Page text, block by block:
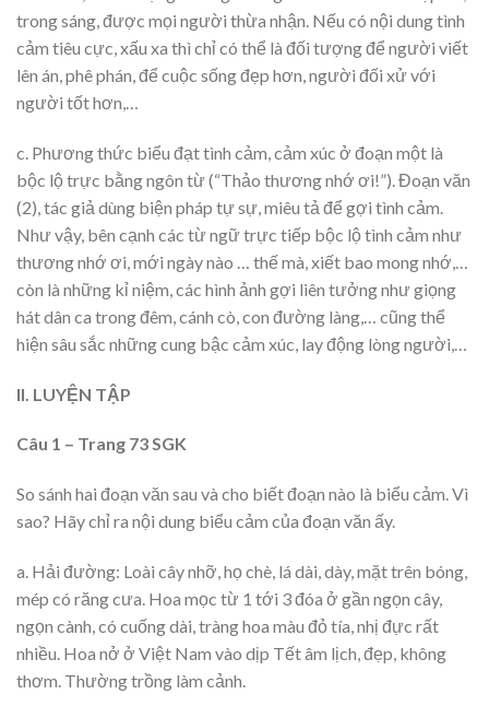
trong sáng, được mọi người thừa nhận. Nếu có nội dung tình
cảm tiêu cực, xấu xa thì chỉ có thể là đối tượng để người viết
lên án, phê phán, để cuộc sống đẹp hơn, người đối xử với
người tốt hơn,…
c. Phương thức biểu đạt tình cảm, cảm xúc ở đoạn một là
bộc lộ trực bằng ngôn từ (“Thảo thương nhớ ơi!”). Đoạn văn
(2), tác giả dùng biện pháp tự sự, miêu tả để gợi tình cảm.
Như vậy, bên cạnh các từ ngữ trực tiếp bộc lộ tình cảm như
thương nhớ ơi, mới ngày nào … thế mà, xiết bao mong nhớ,…
còn là những kỉ niệm, các hình ảnh gợi liên tưởng như giọng
hát dân ca trong đêm, cánh cò, con đường làng,… cũng thể
hiện sâu sắc những cung bậc cảm xúc, lay động lòng người,…
II. LUYỆN TẬP
Câu 1 – Trang 73 SGK
So sánh hai đoạn văn sau và cho biết đoạn nào là biểu cảm. Vì
sao? Hãy chỉ ra nội dung biểu cảm của đoạn văn ấy.
a. Hải đường: Loài cây nhỡ, họ chè, lá dài, dày, mặt trên bóng,
mép có răng cưa. Hoa mọc từ 1 tới 3 đóa ở gần ngọn cây,
ngọn cành, có cuống dài, tràng hoa màu đỏ tía, nhị đực rất
nhiều. Hoa nở ở Việt Nam vào dịp Tết âm lịch, đẹp, không
thơm. Thường trồng làm cảnh.